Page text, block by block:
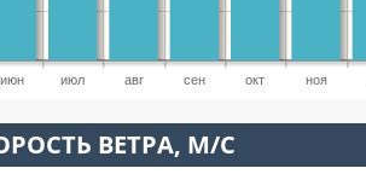
июн июл авг сен окт ноя
ВЕТРА, М/С